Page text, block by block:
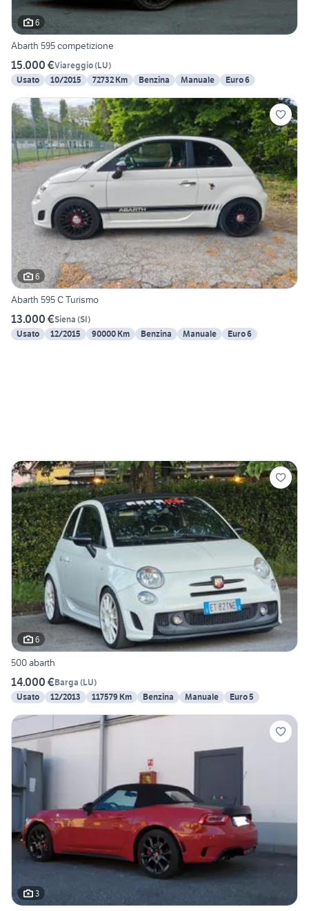
6
Abarth 595 competizione
15.000 €Viareggio(LU)
Usato
10/2015 72732 Km Benzina Manuale Euro 6
6
Abarth 595 C Turismo
13.000 €Siena (SI)
Usato
12/2015 90000 Km Benzina Manuale Euro 6
6
500 abarth
14.000 €Barga (LU)
Usato
12/2013 117579 Km Benzina Manuale Euro 5
3